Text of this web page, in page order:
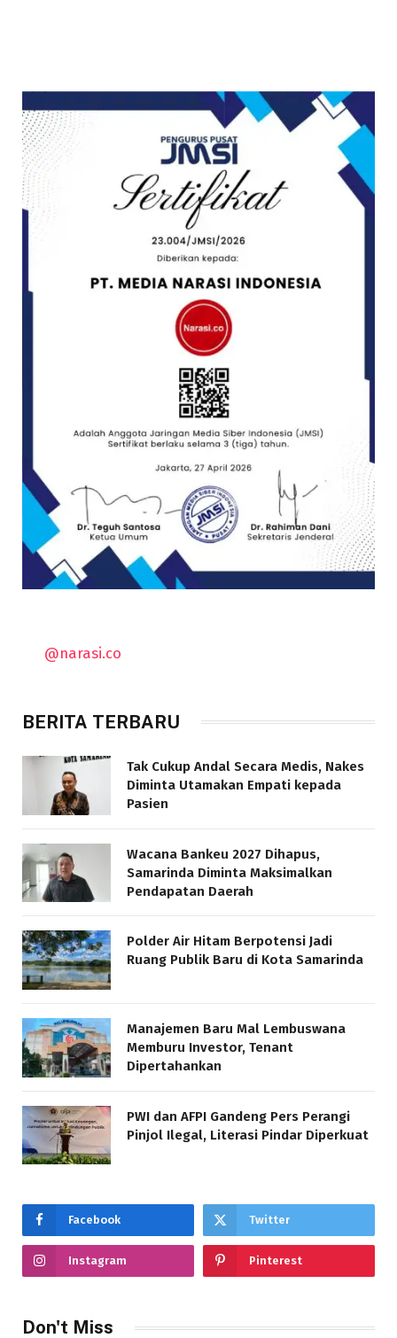
@narasi.co
BERITA TERBARU
Tak Cukup Andal Secara Medis, Nakes
Diminta Utamakan Empati kepada
Pasien
Wacana Bankeu 2027 Dihapus,
Samarinda Diminta Maksimalkan
Pendapatan Daerah
Polder Air Hitam Berpotensi Jadi
Ruang Publik Baru di Kota Samarinda
Manajemen Baru Mal Lembuswana
Memburu Investor, Tenant
Dipertahankan
PWI dan AFPI Gandeng Pers Perangi
Pinjol Ilegal, Literasi Pindar Diperkuat
Facebook Twitter
Instagram Pinterest
Don't Miss